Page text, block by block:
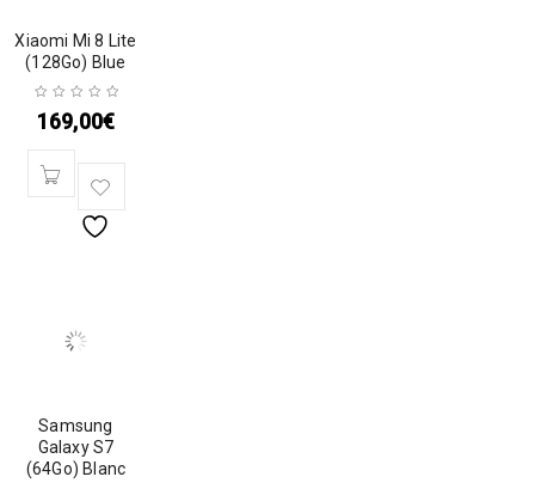
Xiaomi Mi 8 Lite
(128Go) Blue
169,00€
Samsung
Galaxy S7
(64Go) Blanc